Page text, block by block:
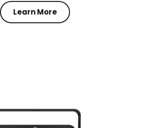
Learn More